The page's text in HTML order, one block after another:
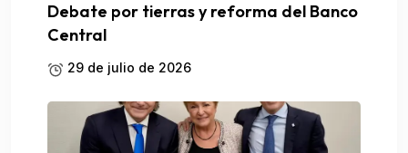
Debate por tierras y reforma del Banco
Central
29 de julio de 2026